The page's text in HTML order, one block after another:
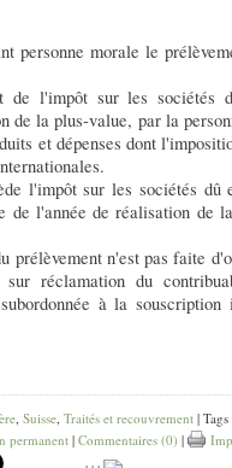
personne morale le
de l'impôt sur les sociétés
de la plus-value, par la
et dépenses dont
l'impôt sur les sociétés dû
de l'année de réalisation de
prélèvement n'est pas faite
réclamation du
à la souscription
, Suisse, Traités et recouvrement | Tags
permanent | Commentaires (0) |